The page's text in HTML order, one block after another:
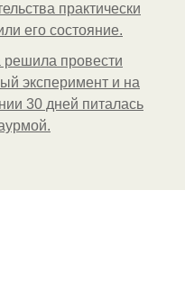
практически
его состояние.
провести
эксперимент и на
30 дней питалась